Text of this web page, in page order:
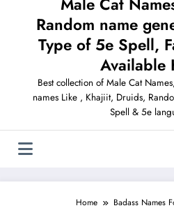
Random name
Type of 5e Spell,
Available
Best collection of Male Cat
names Like , Khajiit, Druids,
Spell & 5e
Home Badass Names